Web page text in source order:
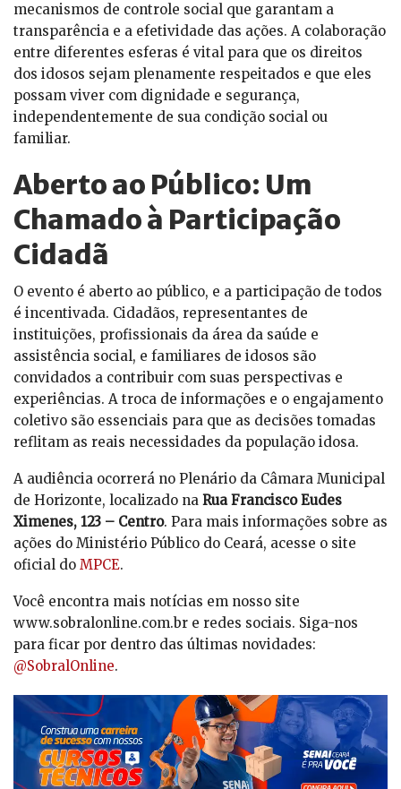
mecanismos de controle social que garantam a
transparência e a efetividade das ações. A colaboração
entre diferentes esferas é vital para que os direitos
dos idosos sejam plenamente respeitados e que eles
possam viver com dignidade e segurança,
independentemente de sua condição social ou
familiar.
Aberto ao Público: Um
Chamado à Participação
Cidadã
O evento é aberto ao público, e a participação de todos
é incentivada. Cidadãos, representantes de
instituições, profissionais da área da saúde e
assistência social, e familiares de idosos são
convidados a contribuir com suas perspectivas e
experiências. A troca de informações e o engajamento
coletivo são essenciais para que as decisões tomadas
reflitam as reais necessidades da população idosa.
A audiência ocorrerá no Plenário da Câmara Municipal
de Horizonte, localizado na Rua Francisco Eudes
Ximenes, 123 – Centro. Para mais informações sobre as
ações do Ministério Público do Ceará, acesse o site
oficial do MPCE.
Você encontra mais notícias em nosso site
www.sobralonline.com.br e redes sociais. Siga-nos
para ficar por dentro das últimas novidades:
@SobralOnline.